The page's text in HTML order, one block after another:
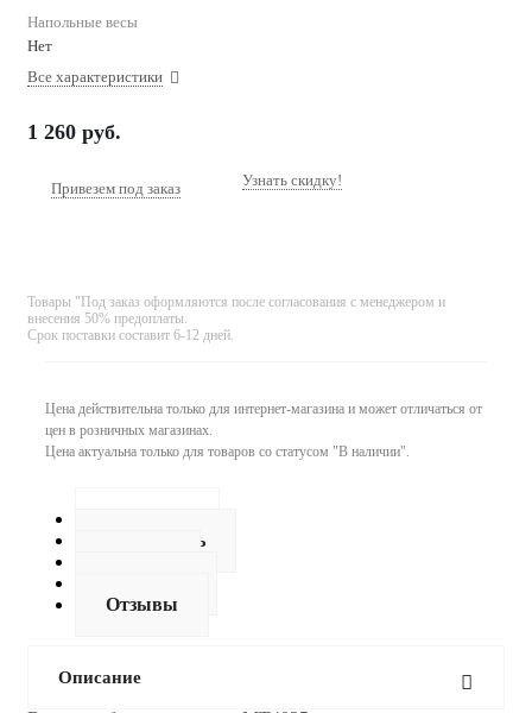
Напольные весы
Нет
Все характеристики
1 260 руб.
Привезем под заказ Узнать скидку!
Товары "Под заказ оформляются после согласования с менеджером и
внесения 50% предоплаты.
Срок поставки составит 6-12 дней.
Цена действительна только для интернет-магазина и может отличаться от
цен в розничных магазинах.
Цена актуальна только для товаров со статусом "В наличии".
Как купить
Отзывы
Описание